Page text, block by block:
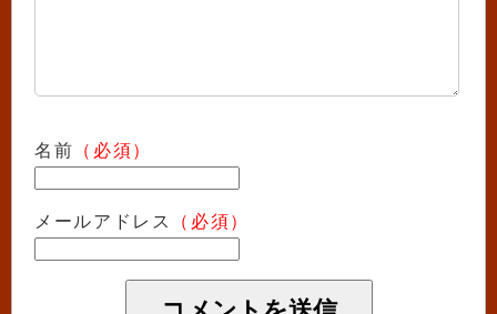
名前 （必須）
メールアドレス （必須）